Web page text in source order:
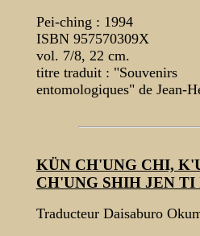
Pei-ching : 1994
ISBN 957570309X
vol. 7/8, 22 cm.
titre traduit : "Souvenirs
entomologiques" de Jean-
KÜN CH'UNG CHI,
CH'UNG SHIH JEN TI
Traducteur Daisaburo